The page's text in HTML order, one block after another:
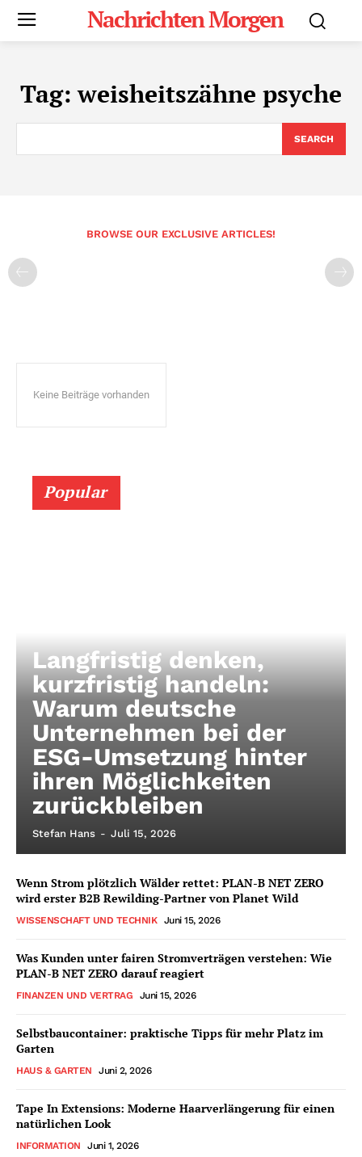
Nachrichten Morgen
Tag:weisheitszähne psyche
SEARCH
BROWSE OUR EXCLUSIVE ARTICLES!
Keine Beiträge vorhanden
Popular
Langfristig denken,
kurzfristig handeln:
Warum deutsche
Unternehmen bei der
ESG-Umsetzung hinter
ihren Möglichkeiten
zurückbleiben
Stefan Hans - Juli 15, 2026
Wenn Strom plötzlich Wälder rettet: PLAN-B NET ZERO
wird erster B2B Rewilding-Partner von Planet Wild
WISSENSCHAFT UND TECHNIK Juni 15, 2026
Was Kunden unter fairen Stromverträgen verstehen: Wie
PLAN-B NET ZERO darauf reagiert
FINANZEN UND VERTRAG Juni 15, 2026
Selbstbaucontainer: praktische Tipps für mehr Platz im
Garten
HAUS & GARTEN Juni 2, 2026
Tape In Extensions: Moderne Haarverlängerung für einen
natürlichen Look
INFORMATION Juni 1, 2026